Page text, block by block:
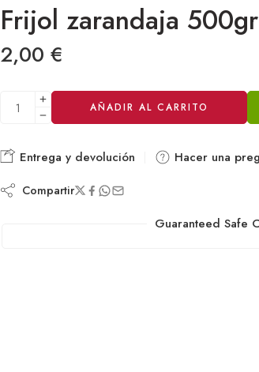
Frijol zarandaja
2,00 €
AÑADIR AL CARRITO
Alternative:
Entrega y devolución Hacer una
Compartir
Guaranteed Safe